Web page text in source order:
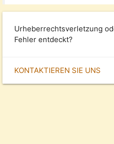
Urheberrechtsverletzung
Fehler entdeckt?
KONTAKTIEREN SIE UNS